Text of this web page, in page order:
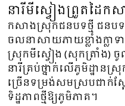
នារីមីស្វៀងព្រួតដៃក
កសាងស្រុកជនបទថ្មី ជនបទ
ចលនាសាយភាយខ្លាំងក្លា
ស្រុក​មី​ស្វៀង (សុកត្រាំង) ចូល
នារីគ្រប់ថ្នាក់លើភូមិដ្ឋានស្
ច្រើនទម្រង់សមស្របជាក់ស្
ទិដ្ឋភាពថ្មីឱ្យភូមិភាគ។